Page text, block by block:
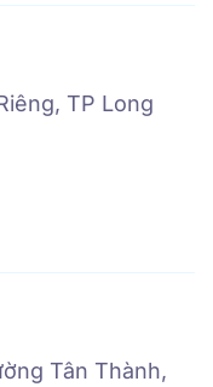
TP Long
Tân Thành,